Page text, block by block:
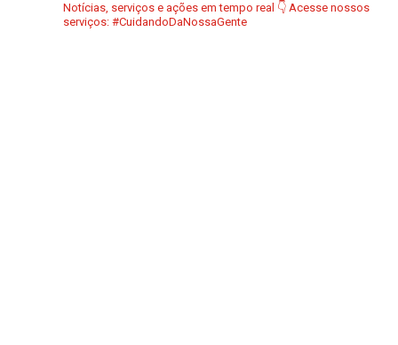
Notícias, serviços e ações em tempo real 👇 Acesse nossos
serviços: #CuidandoDaNossaGente